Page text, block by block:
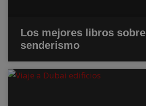
Los mejores libros sobre
senderismo